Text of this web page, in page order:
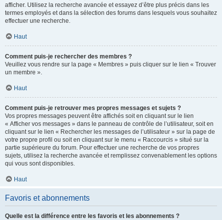
afficher. Utilisez la recherche avancée et essayez d’être plus précis dans les
termes employés et dans la sélection des forums dans lesquels vous souhaitez
effectuer une recherche.
Haut
Comment puis-je rechercher des membres ?
Veuillez vous rendre sur la page « Membres » puis cliquer sur le lien « Trouver
un membre ».
Haut
Comment puis-je retrouver mes propres messages et sujets ?
Vos propres messages peuvent être affichés soit en cliquant sur le lien
« Afficher vos messages » dans le panneau de contrôle de l’utilisateur, soit en
cliquant sur le lien « Rechercher les messages de l’utilisateur » sur la page de
votre propre profil ou soit en cliquant sur le menu « Raccourcis » situé sur la
partie supérieure du forum. Pour effectuer une recherche de vos propres
sujets, utilisez la recherche avancée et remplissez convenablement les options
qui vous sont disponibles.
Haut
Favoris et abonnements
Quelle est la différence entre les favoris et les abonnements ?